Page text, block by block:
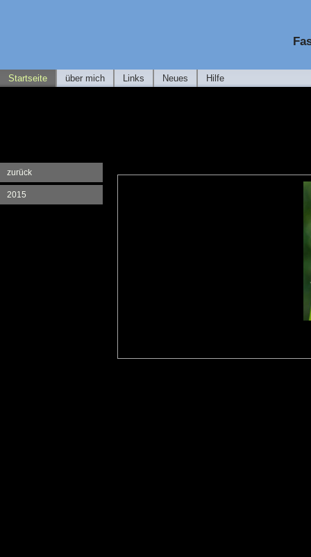
Startseite über mich Links Neues Hilfe
zurück
2015